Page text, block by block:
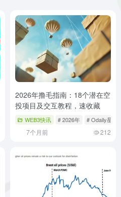
# 永续合约
2026年撸毛指南：18个潜在空
投项目及交互教程，速收藏
WEB3快讯 # 2026年 # Odaily星球
7个月前 212